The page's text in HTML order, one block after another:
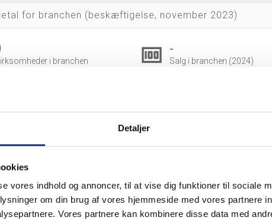
Detaljer
vores indhold og annoncer, til at vise dig funktioner til sociale
om din brug af vores hjemmeside med vores partnere
Vores partnere kan kombinere disse data med
for branchen (beskæftigelse, november 2023)
i branchen money -
Salg i branchen (2024)
i branchen group Fuldtidsbeskæftigede i
kvinder i branchen Beskæftigede mænd i
brancheanalysefor historiske data.